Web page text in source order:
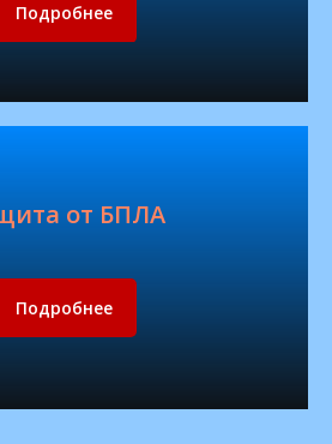
Подробнее
от БПЛА
Подробнее